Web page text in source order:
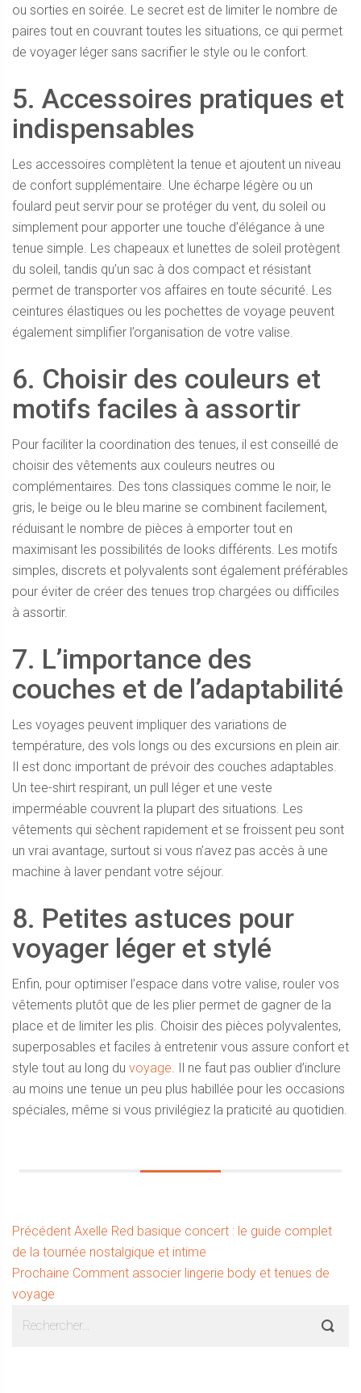
ou sorties en soirée. Le secret est de limiter le nombre de
paires tout en couvrant toutes les situations, ce qui permet
de voyager léger sans sacrifier le style ou le confort.
5. Accessoires pratiques et
indispensables
Les accessoires complètent la tenue et ajoutent un niveau
de confort supplémentaire. Une écharpe légère ou un
foulard peut servir pour se protéger du vent, du soleil ou
simplement pour apporter une touche d’élégance à une
tenue simple. Les chapeaux et lunettes de soleil protègent
du soleil, tandis qu’un sac à dos compact et résistant
permet de transporter vos affaires en toute sécurité. Les
ceintures élastiques ou les pochettes de voyage peuvent
également simplifier l’organisation de votre valise.
6. Choisir des couleurs et
motifs faciles à assortir
Pour faciliter la coordination des tenues, il est conseillé de
choisir des vêtements aux couleurs neutres ou
complémentaires. Des tons classiques comme le noir, le
gris, le beige ou le bleu marine se combinent facilement,
réduisant le nombre de pièces à emporter tout en
maximisant les possibilités de looks différents. Les motifs
simples, discrets et polyvalents sont également préférables
pour éviter de créer des tenues trop chargées ou difficiles
à assortir.
7. L’importance des
couches et de l’adaptabilité
Les voyages peuvent impliquer des variations de
température, des vols longs ou des excursions en plein air.
Il est donc important de prévoir des couches adaptables.
Un tee-shirt respirant, un pull léger et une veste
imperméable couvrent la plupart des situations. Les
vêtements qui sèchent rapidement et se froissent peu sont
un vrai avantage, surtout si vous n’avez pas accès à une
machine à laver pendant votre séjour.
8. Petites astuces pour
voyager léger et stylé
Enfin, pour optimiser l’espace dans votre valise, rouler vos
vêtements plutôt que de les plier permet de gagner de la
place et de limiter les plis. Choisir des pièces polyvalentes,
superposables et faciles à entretenir vous assure confort et
style tout au long du voyage . Il ne faut pas oublier d’inclure
au moins une tenue un peu plus habillée pour les occasions
spéciales, même si vous privilégiez la praticité au quotidien.
Navigation
de
l’article
Précédent Article
précédent :
Axelle Red basique concert : le guide complet
de la tournée nostalgique et intime
Prochaine Article
Comment associer lingerie body et tenues de
voyage
Sidebar